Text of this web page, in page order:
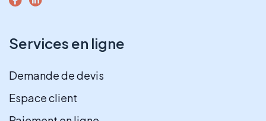
Services en ligne
Demande de devis
Espace client